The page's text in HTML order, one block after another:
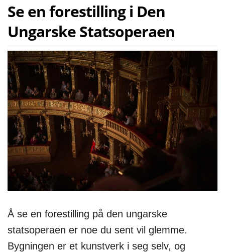
Se en forestilling i Den
Ungarske Statsoperaen
Å se en forestilling på den ungarske
statsoperaen er noe du sent vil glemme.
Bygningen er et kunstverk i seg selv, og